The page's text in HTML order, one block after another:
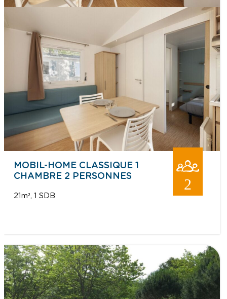
MOBIL-HOME CLASSIQUE 1
CHAMBRE 2 PERSONNES
21m² 1 SDB
2